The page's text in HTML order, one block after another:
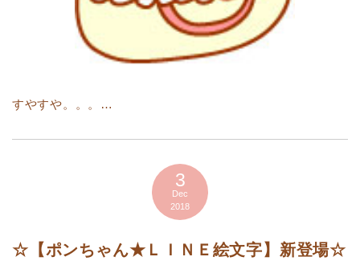
すやすや。。。…
3
Dec
2018
☆【ポンちゃん★ＬＩＮＥ絵文字】新登場☆